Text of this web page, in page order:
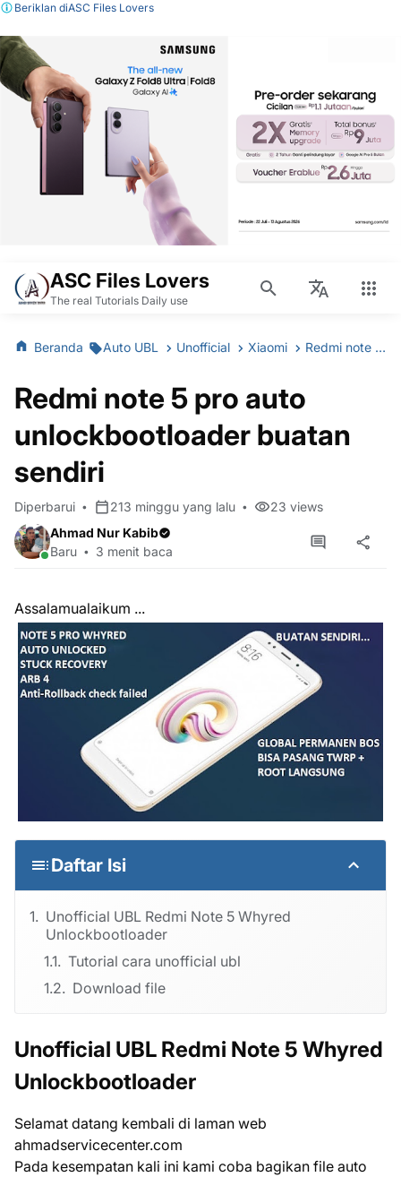
Beriklan diASC Files Lovers
ASC Files Lovers
The real Tutorials Daily use
Beranda Auto UBL Unofficial Xiaomi Redmi note 5 pro auto unlockbootloader buatan sendiri
Redmi note 5 pro auto
unlockbootloader buatan
sendiri
Diperbarui 213 minggu yang lalu 23 views
Ahmad Nur Kabib
Baru
3 menit baca
Assalamualaikum ...
Daftar Isi
Unofficial UBL Redmi Note 5 Whyred
Unlockbootloader
Tutorial cara unofficial ubl
Download file
Unofficial UBL Redmi Note 5 Whyred
Unlockbootloader
Selamat datang kembali di laman web
ahmadservicecenter.com
Pada kesempatan kali ini kami coba bagikan file auto